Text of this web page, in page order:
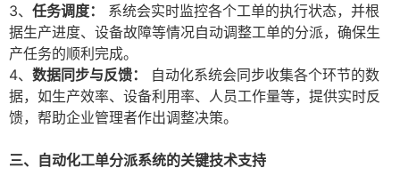
3、 任务调度：
系统会实时监控各个工单的执行状态，并根
据生产进度、设备故障等情况自动调整工单的分派，确保生
产任务的顺利完成。
4、 数据同步与反馈：
自动化系统会同步收集各个环节的数
据，如生产效率、设备利用率、人员工作量等，提供实时反
馈，帮助企业管理者作出调整决策。
三、自动化工单分派系统的关键技术支持